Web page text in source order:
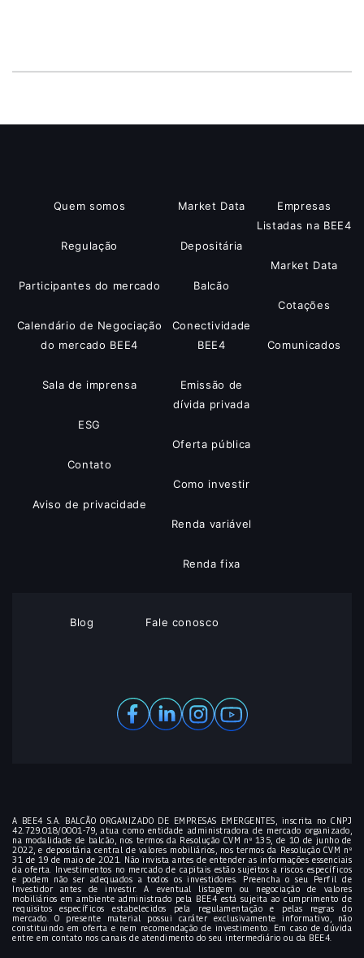
Quem somos
Regulação
Participantes do mercado
Calendário de Negociação
do mercado BEE4
Sala de imprensa
ESG
Contato
Aviso de privacidade
Market Data
Depositária
Balcão
Conectividade
BEE4
Emissão de
dívida privada
Oferta pública
Como investir
Renda variável
Renda fixa
Empresas
Listadas na BEE4
Market Data
Cotações
Comunicados
Blog Fale conosco
A BEE4 S.A. BALCÃO ORGANIZADO DE EMPRESAS EMERGENTES, inscrita no CNPJ
42.729.018/0001-79, atua como entidade administradora de mercado organizado,
na modalidade de balcão, nos termos da Resolução CVM nº 135, de 10 de junho de
2022, e depositária central de valores mobiliários, nos termos da Resolução CVM nº
31 de 19 de maio de 2021. Não invista antes de entender as informações essenciais
da oferta. Investimentos no mercado de capitais estão sujeitos a riscos específicos
e podem não ser adequados a todos os investidores. Preencha o seu Perfil de
Investidor antes de investir. A eventual listagem ou negociação de valores
mobiliários em ambiente administrado pela BEE4 está sujeita ao cumprimento de
requisitos específicos estabelecidos pela regulamentação e pelas regras do
mercado. O presente material possui caráter exclusivamente informativo, não
constituindo em oferta e nem recomendação de investimento. Em caso de dúvida
entre em contato nos canais de atendimento do seu intermediário ou da BEE4.